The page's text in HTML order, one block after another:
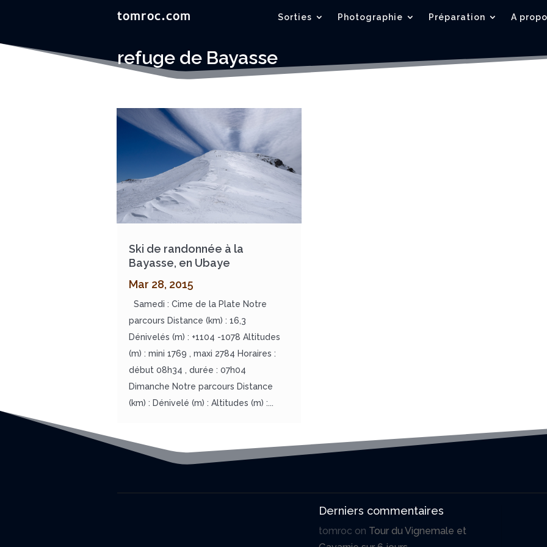
Sorties Photographie Préparation A
refuge de Bayasse
Ski de randonnée à la
Bayasse, en Ubaye
Mar 28, 2015
Samedi : Cime de la Plate Notre
parcours Distance (km) : 16,3
Dénivelés (m) : +1104 -1078 Altitudes
(m) : mini 1769 , maxi 2784 Horaires :
début 08h34 , durée : 07h04
Dimanche Notre parcours Distance
(km) : Dénivelé (m) : Altitudes (m) :...
Derniers commentaires
tomroc on Tour du Vignemale et